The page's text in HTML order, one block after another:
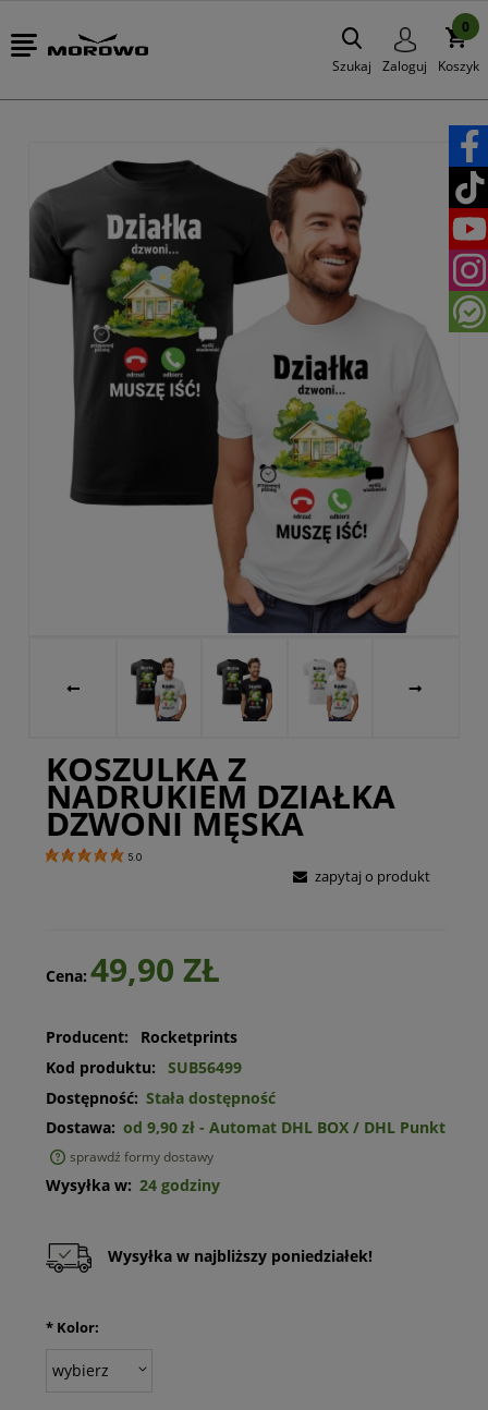
Szukaj Zaloguj Koszyk
0
KOSZULKA Z
NADRUKIEM DZIAŁKA
DZWONI MĘSKA
5.0
zapytaj o produkt
Cena: 49,90 ZŁ
Producent:
Rocketprints
Kod produktu:
SUB56499
Dostępność: Stała dostępność
Dostawa: od 9,90 zł - Automat DHL BOX / DHL Punkt
sprawdź formy dostawy
Wysyłka w: 24 godziny
Wysyłka w najbliższy poniedziałek!
*Kolor: